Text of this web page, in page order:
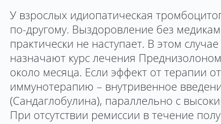
У взрослых идиопатическая
по-другому. Выздоровление без
практически не наступает. В этом
назначают курс лечения
около месяца. Если эффект от терапии
иммунотерапию – внутривенное
(Сандаглобулина), параллельно с
При отсутствии ремиссии в течение